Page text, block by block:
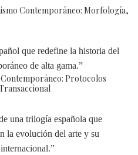
Contemporáneo: Morfología,
Protocolos